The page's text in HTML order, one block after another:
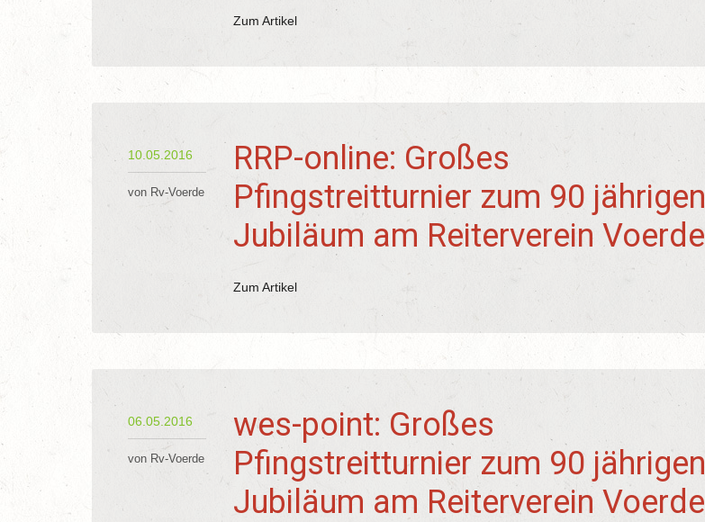
Zum Artikel
10.05.2016
von Rv-Voerde
RRP-online: Großes
Pfingstreitturnier zum 90 jährigen
Jubiläum am Reiterverein Voerde
Zum Artikel
06.05.2016
von Rv-Voerde
wes-point: Großes
Pfingstreitturnier zum 90 jährigen
Jubiläum am Reiterverein Voerde